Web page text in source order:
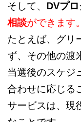
そして、 DVプ
相談ができます。
たとえば、グリ
ず、その他の渡
当選後のスケジ
合わせに応じる
サービスは、現